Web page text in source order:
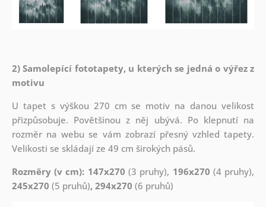
2) Samolepící fototapety, u kterých se jedná o výřez z
motivu
U tapet s výškou 270 cm se motiv na danou velikost
přizpůsobuje. Povětšinou z něj ubývá. Po klepnutí na
rozměr na webu se vám zobrazí přesný vzhled tapety.
Velikosti se skládají ze 49 cm širokých pásů.
Rozměry (v cm): 147x270 (3 pruhy), 196x270 (4 pruhy),
245x270 (5 pruhů), 294x270 (6 pruhů)